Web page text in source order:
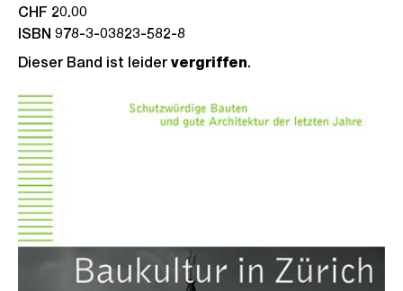
CHF 20.00
ISBN 978-3-03823-582-8
Dieser Band ist leider vergriffen.